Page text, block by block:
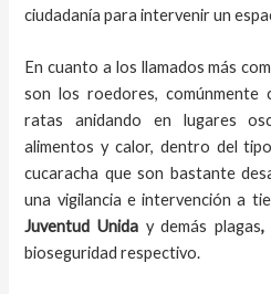
ciudadanía para intervenir un
En cuanto a los llamados más
son los roedores, comúnmente
ratas anidando en lugares
alimentos y calor, dentro del
cucaracha que son bastante
una vigilancia e intervención a
Juventud Unida y demás plagas,
bioseguridad respectivo.